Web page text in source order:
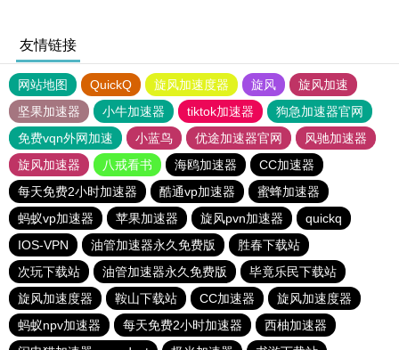
友情链接
网站地图 QuickQ 旋风加速度器 旋风
旋风加速
坚果加速器
小牛加速器 tiktok加速器
狗急加速器官网
免费vqn外网加速
小蓝鸟 优途加速器官网
风驰加速器
旋风加速器
八戒看书 海鸥加速器
CC加速器
每天免费2小时加速器
酷通vp加速器
蜜蜂加速器
蚂蚁vp加速器
苹果加速器 旋风pvn加速器
quickq
IOS-VPN
油管加速器永久免费版
胜春下载站
次玩下载站
油管加速器永久免费版
毕竟乐民下载站
旋风加速度器
鞍山下载站 CC加速器
旋风加速度器
蚂蚁npv加速器
每天免费2小时加速器
西柚加速器